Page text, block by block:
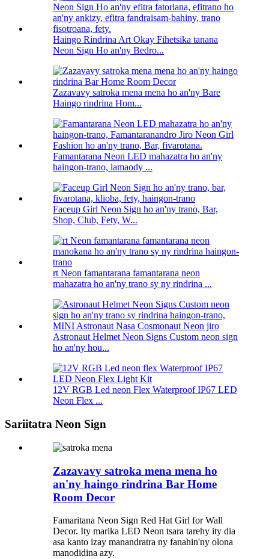
Haingo Rindrina Art Okay Fihetsika tanana
Neon Sign Ho an'ny Bedro...
Zazavavy satroka mena mena ho an'ny Bare
Haingo rindrina Hom...
Famantarana Neon LED mahazatra ho an'ny
haingon-trano, lamaody ...
Faceup Girl Neon Sign ho an'ny trano, Bar,
Shop, Club, Fety, W...
rt Neon famantarana famantarana neon
mahazatra ho an'ny trano sy ny rindrina ...
Astronaut Helmet Neon Signs Custom neon sign
ho an'ny hou...
12V RGB Led neon Flex Waterproof IP67 LED
Neon Flex ...
Sariitatra Neon Sign
Zazavavy satroka mena mena ho
an'ny haingo rindrina Bar Home
Room Decor
Famaritana Neon Sign Red Hat Girl for Wall
Decor. Ity marika LED Neon tsara tarehy ity dia
asa kanto izay manandratra ny fanahin'ny olona
manodidina azy.